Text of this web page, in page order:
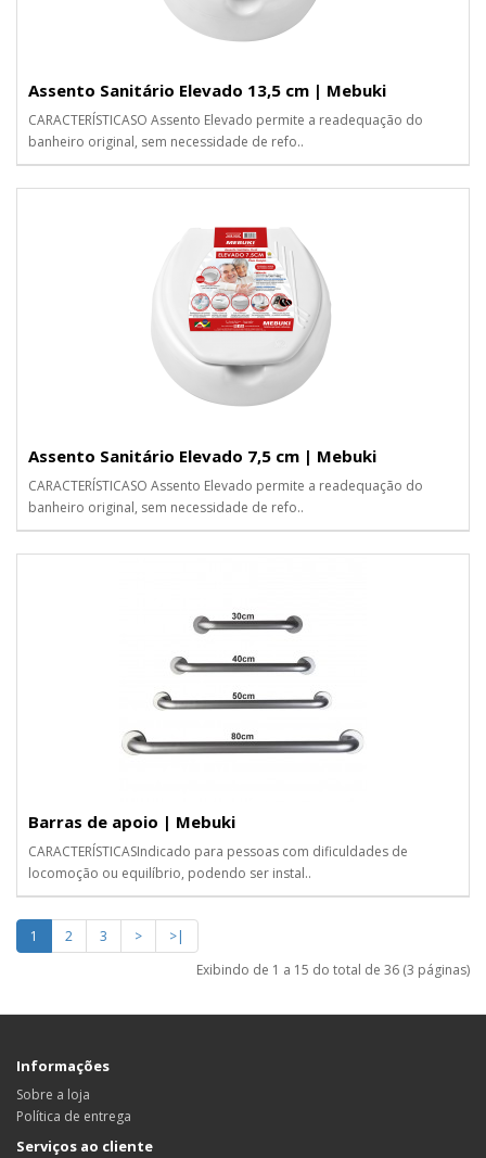
Assento Sanitário Elevado 13,5 cm | Mebuki
CARACTERÍSTICASO Assento Elevado permite a readequação do
banheiro original, sem necessidade de refo..
Assento Sanitário Elevado 7,5 cm | Mebuki
CARACTERÍSTICASO Assento Elevado permite a readequação do
banheiro original, sem necessidade de refo..
Barras de apoio | Mebuki
CARACTERÍSTICASIndicado para pessoas com dificuldades de
locomoção ou equilíbrio, podendo ser instal..
1 2 3 >
>|
Exibindo de 1 a 15 do total de 36 (3 páginas)
Informações
Sobre a loja
Política de entrega
Serviços ao cliente